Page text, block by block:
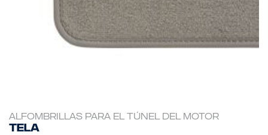
ALFOMBRILLAS PARA EL TÚNEL DEL MOTOR
Tela